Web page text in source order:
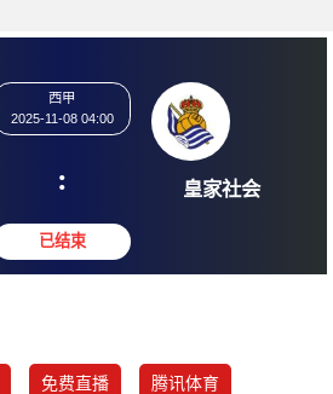
2025-11-08 04:00
: 皇家
免费直播 腾讯体育